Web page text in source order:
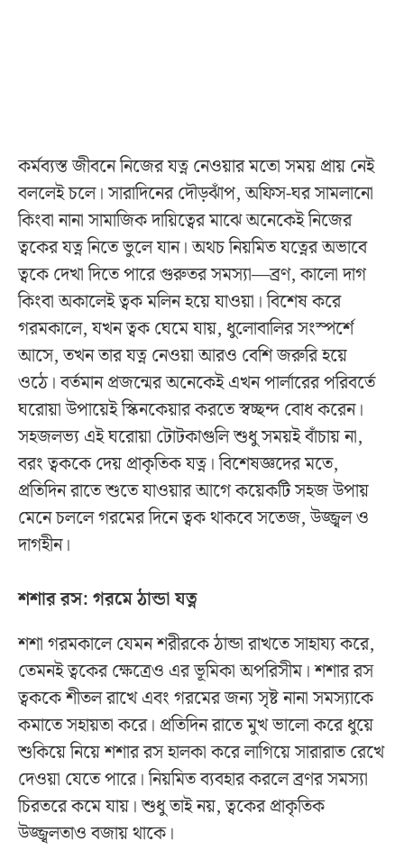
কর্মব্যস্ত জীবনে নিজের যত্ন নেওয়ার মতো সময় প্রায় নেই
বললেই চলে। সারাদিনের দৌড়ঝাঁপ, অফিস-ঘর সামলানো
কিংবা নানা সামাজিক দায়িত্বের মাঝে অনেকেই নিজের
ত্বকের যত্ন নিতে ভুলে যান। অথচ নিয়মিত যত্নের অভাবে
ত্বকে দেখা দিতে পারে গুরুতর সমস্যা—ব্রণ, কালো দাগ
কিংবা অকালেই ত্বক মলিন হয়ে যাওয়া। বিশেষ করে
গরমকালে, যখন ত্বক ঘেমে যায়, ধুলোবালির সংস্পর্শে
আসে, তখন তার যত্ন নেওয়া আরও বেশি জরুরি হয়ে
ওঠে। বর্তমান প্রজন্মের অনেকেই এখন পার্লারের পরিবর্তে
ঘরোয়া উপায়েই স্কিনকেয়ার করতে স্বচ্ছন্দ বোধ করেন।
সহজলভ্য এই ঘরোয়া টোটকাগুলি শুধু সময়ই বাঁচায় না,
বরং ত্বককে দেয় প্রাকৃতিক যত্ন। বিশেষজ্ঞদের মতে,
প্রতিদিন রাতে শুতে যাওয়ার আগে কয়েকটি সহজ উপায়
মেনে চললে গরমের দিনে ত্বক থাকবে সতেজ, উজ্জ্বল ও
দাগহীন।
শশার রস: গরমে ঠান্ডা যত্ন
শশা গরমকালে যেমন শরীরকে ঠান্ডা রাখতে সাহায্য করে,
তেমনই ত্বকের ক্ষেত্রেও এর ভূমিকা অপরিসীম। শশার রস
ত্বককে শীতল রাখে এবং গরমের জন্য সৃষ্ট নানা সমস্যাকে
কমাতে সহায়তা করে। প্রতিদিন রাতে মুখ ভালো করে ধুয়ে
শুকিয়ে নিয়ে শশার রস হালকা করে লাগিয়ে সারারাত রেখে
দেওয়া যেতে পারে। নিয়মিত ব্যবহার করলে ব্রণর সমস্যা
চিরতরে কমে যায়। শুধু তাই নয়, ত্বকের প্রাকৃতিক
উজ্জ্বলতাও বজায় থাকে।